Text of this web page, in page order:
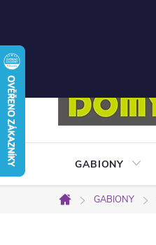
Přejít
na
obsah
GABIONY
Domů
GABIONY